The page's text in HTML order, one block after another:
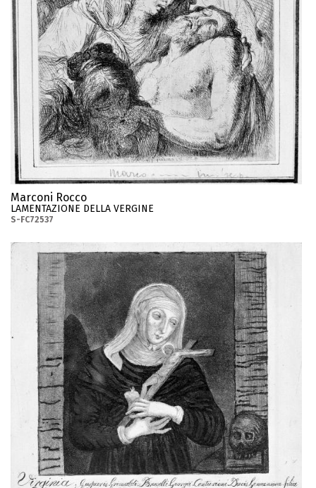
Marconi Rocco
LAMENTAZIONE DELLA VERGINE
S-FC72537